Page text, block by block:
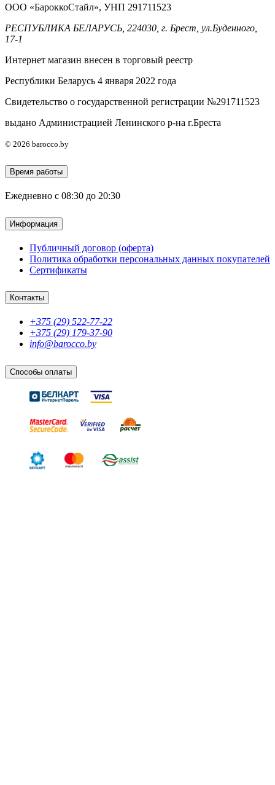
ООО «БароккоСтайл», УНП 291711523
РЕСПУБЛИКА БЕЛАРУСЬ, 224030, г. Брест, ул.Буденного,
17-1
Интернет магазин внесен в торговый реестр
Республики Беларусь 4 января 2022 года
Свидетельство о государственной регистрации №291711523
выдано Администрацией Ленинского р-на г.Бреста
© 2026 barocco.by
Время работы
Ежедневно с 08:30 до 20:30
Информация
Публичный договор (оферта)
Политика обработки персональных данных покупателей
Сертификаты
Контакты
+375 (29) 522-77-22
+375 (29) 179-37-90
info@barocco.by
Способы оплаты